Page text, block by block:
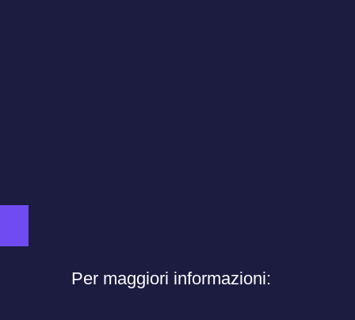
Per maggiori informazioni: